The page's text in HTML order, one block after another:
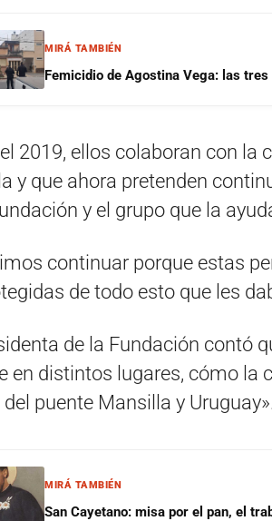
MIRÁ TAMBIÉN
Femicidio de Agostina Vega: las
2019, ellos colaboran con la
y que ahora pretenden
y el grupo que la
continuar porque estas
de todo esto que les
de la Fundación contó
en distintos lugares, cómo la
puente Mansilla y
MIRÁ TAMBIÉN
San Cayetano: misa por el pan, el